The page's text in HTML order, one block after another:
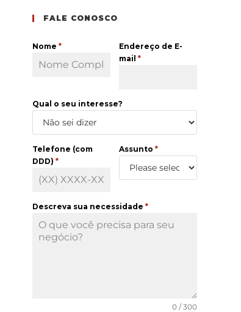
FALE CONOSCO
Nome *
Endereço de E-
mail *
Qual o seu interesse?
Telefone (com
DDD) *
Assunto *
Descreva sua necessidade *
0 / 300